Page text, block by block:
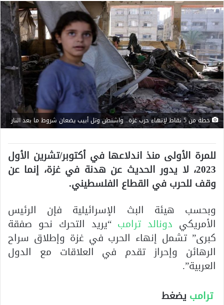
خطة من 5 نقاط لإنهاء حرب غزة.. واشنطن وتل أبيب يضعان شروط ما بعد النار
للمرة الأولى منذ اندلاعها في أكتوبر/تشرين الأول
2023، لا يدور الحديث عن هدنة في غزة، إنما عن
وقف للحرب في القطاع الفلسطيني.
وبحسب هيئة البث الإسرائيلية فإن الرئيس
الأمريكي دونالد ترامب “يريد التحرك نحو صفقة
كبرى” تشمل إنهاء الحرب في غزة وإطلاق سراح
الرهائن وإحراز تقدم في العلاقات مع الدول
العربية”.
ترامب يضغط